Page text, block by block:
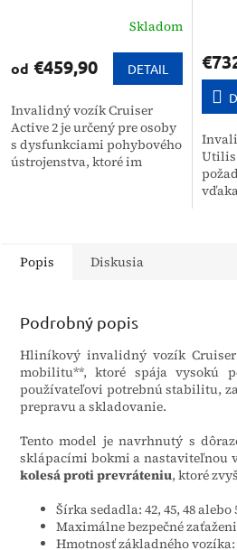
Skladom
od €459,90 DETAIL
Invalidný vozík Cruiser
Active 2 je určený pre osoby
s dysfunkciami pohybového
ústrojenstva, ktoré im
Utilis
Popis Diskusia
Podrobný popis
Hliníkový invalidný vozík Cruiser
mobilitu**, ktoré spája vysokú
používateľovi potrebnú stabilitu,
prepravu a skladovanie.
Tento model je navrhnutý s
sklápacími bokmi a nastaviteľnou
kolesá proti prevráteniu, ktoré
Šírka sedadla: 42, 45, 48 alebo
Maximálne bezpečné
Hmotnosť základného vozíka: